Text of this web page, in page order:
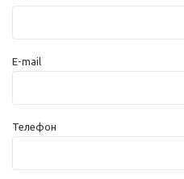
E-mail
Телефон